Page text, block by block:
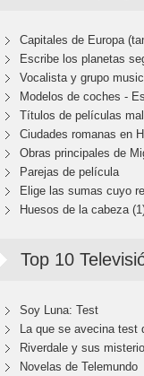
Capitales de Europa
Escribe los planetas
Vocalista y grupo
Modelos de coches -
Títulos de películas
Ciudades romanas en
Obras principales de
Parejas de película
Elige las sumas cuyo
Huesos de la cabeza
Top 10
Soy Luna: Test
La que se avecina test
Riverdale y sus
Novelas de Telemundo